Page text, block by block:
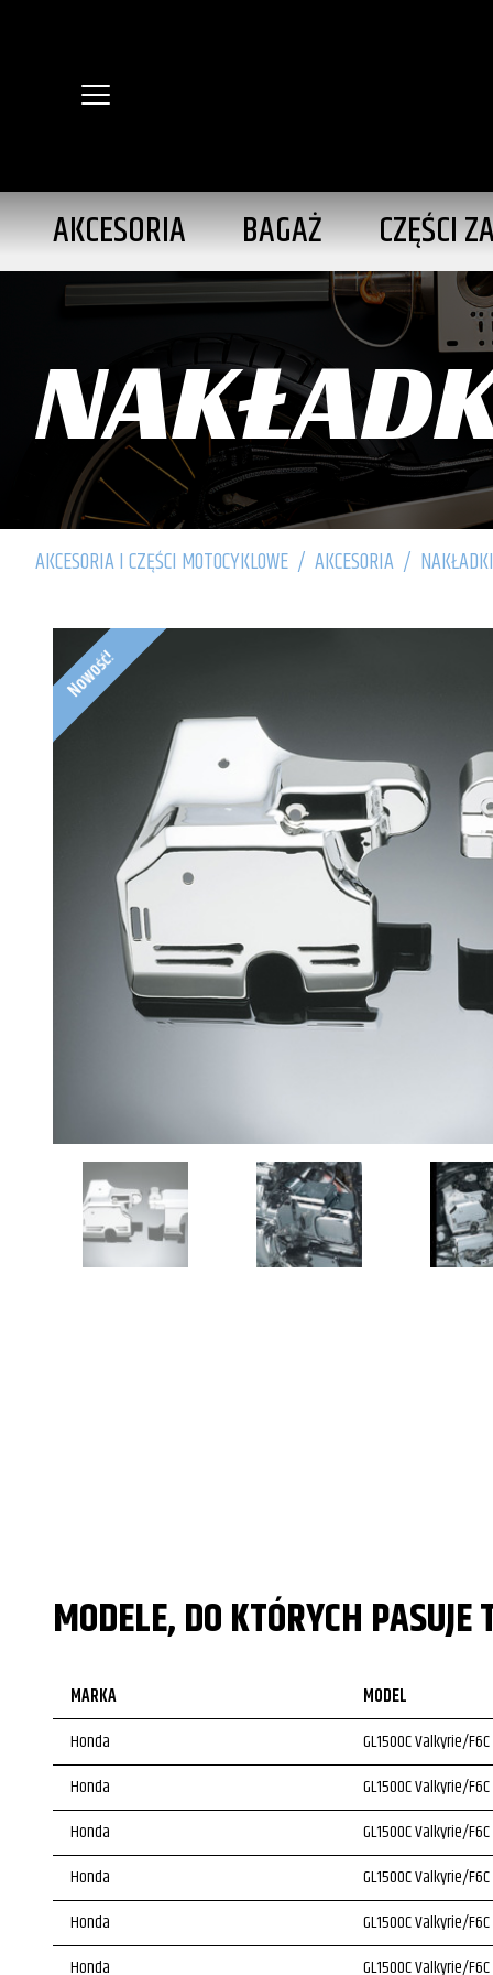
AKCESORIA BAGAŻ CZĘŚCI
AKCESORIA I CZĘŚCI MOTOCYKLOWE / AKCESORIA /
Nowość!
MODELE, DO KTÓRYCH PASUJE
MARKA MODEL
Honda
GL1500C Valkyrie/F6C
Honda
GL1500C Valkyrie/F6C
Honda
GL1500C Valkyrie/F6C
Honda
GL1500C Valkyrie/F6C
Honda
GL1500C Valkyrie/F6C
Honda
GL1500C Valkyrie/F6C